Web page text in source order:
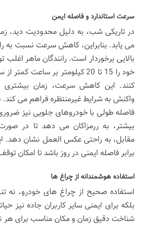
سرعت استاندارد و فاصله ایمن
در تاریکی شب، به دلیل محدودیت دید،
می یابد. بنابراین، کاهش سرعت نسبت به
بالایی برخوردار است. رانندگان ماهر
خود را 15 تا 20 کیلومتر بر ساعت
کنند. این کاهش سرعت، زمان
واکنش به شرایط غیرمنتظره فراهم می
فاصله طولی با خودروهای جلویی نیز
بیشتر، به ررمزاکان می دهد تا در
مقابل، به راحتی عکس العمل نشان دهد.
برابر فاصله ایمنی در روز باشد تا امکان
استفاده هوشمندانه از چراغ ها
استفاده صحیح از چراغ های خودرو، نه
بلکه برای ایمنی سایر کاربران جاده نیز
شناخت دقیق زمان و مکان مناسب برای